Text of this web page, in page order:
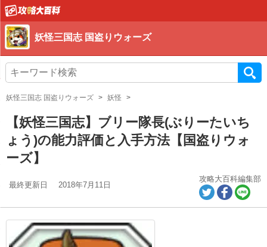
妖怪三国志 国盗りウォーズ
妖怪三国志 国盗りウォーズ 妖怪
【妖怪三国志】ブリー隊長(ぶりーたいち
ょう)の能力評価と入手方法【国盗りウォ
ーズ】
最終更新日 2018年7月11日
攻略大百科編集部